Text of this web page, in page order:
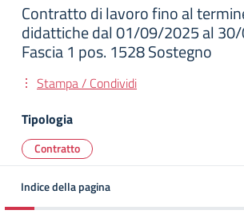
Contratto di lavoro fino al
didattiche dal 01/09/2025 al
Fascia 1 pos. 1528 Sostegno
Stampa / Condividi
Tipologia
Contratto
Indice della pagina